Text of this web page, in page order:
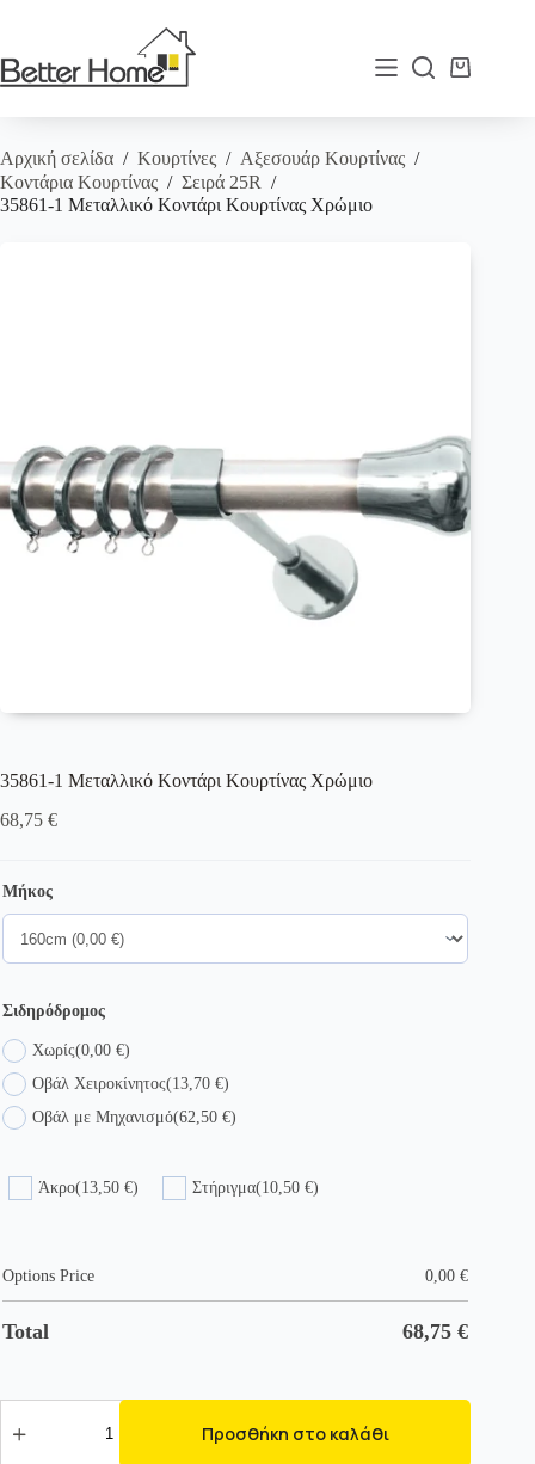
Καλάθι
Αρχική σελίδα / Κουρτίνες / Αξεσουάρ Κουρτίνας /
Κοντάρια Κουρτίνας / Σειρά 25R /
35861-1 Μεταλλικό Κοντάρι Κουρτίνας Χρώμιο
35861-1 Μεταλλικό Κοντάρι Κουρτίνας Χρώμιο
68,75 €
Μήκος
Σιδηρόδρομος
Χωρίς(0,00 €)
Οβάλ Χειροκίνητος(13,70 €)
Οβάλ με Μηχανισμό(62,50 €)
Άκρο(13,50 €) Στήριγμα(10,50 €)
Options Price 0,00€
Total 68,75€
Προσθήκη στο καλάθι